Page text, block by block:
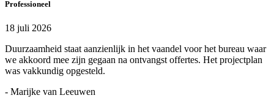
Professioneel
18 juli 2026
Duurzaamheid staat aanzienlijk in het vaandel voor het bureau waar
we akkoord mee zijn gegaan na ontvangst offertes. Het projectplan
was vakkundig opgesteld.
- Marijke van Leeuwen